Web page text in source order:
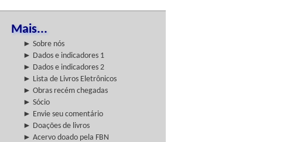
Mais...
► Sobre nós
► Dados e indicadores 1
► Dados e indicadores 2
► Lista de Livros Eletrônicos
► Obras recém chegadas
► Sócio
► Envie seu comentário
► Doações de livros
► Acervo doado pela FBN